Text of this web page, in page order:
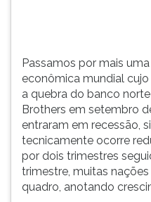
norte-
americano
Lehm...
pausar
leitura
pressione
(primeira
tecla
Passamos por mais
econômica mundial
a quebra do banco
Brothers em setembro
entraram em recessão,
tecnicamente ocorre
por dois trimestres
trimestre, muitas
quadro, anotando